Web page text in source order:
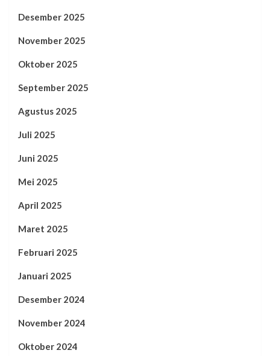
Desember 2025
November 2025
Oktober 2025
September 2025
Agustus 2025
Juli 2025
Juni 2025
Mei 2025
April 2025
Maret 2025
Februari 2025
Januari 2025
Desember 2024
November 2024
Oktober 2024